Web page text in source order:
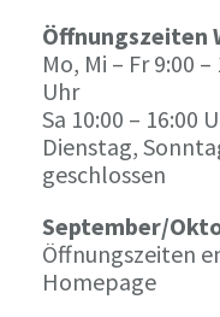
Öffnungszeiten
Mo, Mi – Fr 9:00
Uhr
Sa 10:00 – 16:00
Dienstag,
geschlossen
September/
Öffnungszeiten
Homepage